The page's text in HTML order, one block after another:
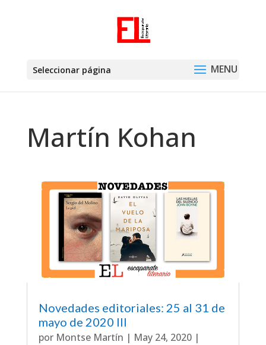
Seleccionar página
Martín Kohan
Novedades editoriales: 25 al 31 de
mayo de 2020 III
por Montse Martín | May 24, 2020|